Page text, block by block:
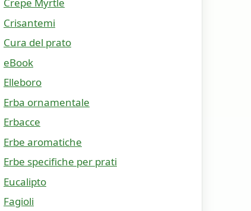
Crisantemi
Cura del prato
eBook
Elleboro
Erba ornamentale
Erbacce
Erbe aromatiche
Erbe specifiche per prati
Eucalipto
Fagioli